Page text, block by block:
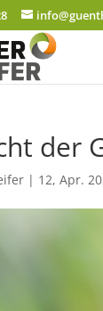
der
| 12, Apr.